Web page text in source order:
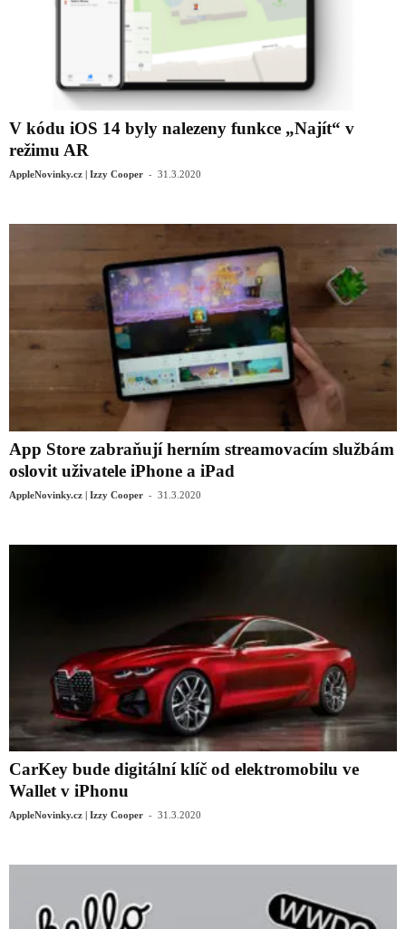
V kódu iOS 14 byly nalezeny funkce „Najít“ v
režimu AR
AppleNovinky.cz | Izzy Cooper - 31.3.2020
App Store zabraňují herním streamovacím službám
oslovit uživatele iPhone a iPad
AppleNovinky.cz | Izzy Cooper - 31.3.2020
CarKey bude digitální klíč od elektromobilu ve
Wallet v iPhonu
AppleNovinky.cz | Izzy Cooper - 31.3.2020